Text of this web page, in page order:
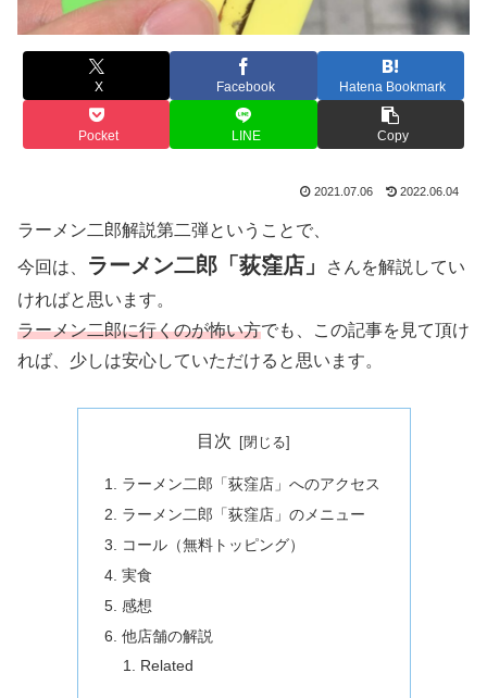
X Facebook Hatena Bookmark
Pocket LINE Copy
2021.07.06 2022.06.04
ラーメン二郎解説第二弾ということで、
今回は、
ラーメン二郎「荻窪店」
さんを解説してい
ければと思います。
ラーメン二郎に行くのが怖い方でも、この記事を見て頂け
れば、少しは安心していただけると思います。
目次
ラーメン二郎「荻窪店」へのアクセス
ラーメン二郎「荻窪店」のメニュー
コール（無料トッピング）
実食
感想
他店舗の解説
Related